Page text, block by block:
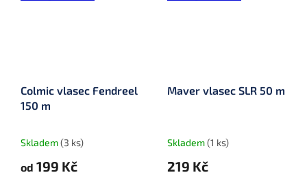
Colmic vlasec Fendreel
150 m
Skladem(3 ks)
od 199 Kč
Maver vlasec SLR 50 m
Skladem(1 ks)
219 Kč